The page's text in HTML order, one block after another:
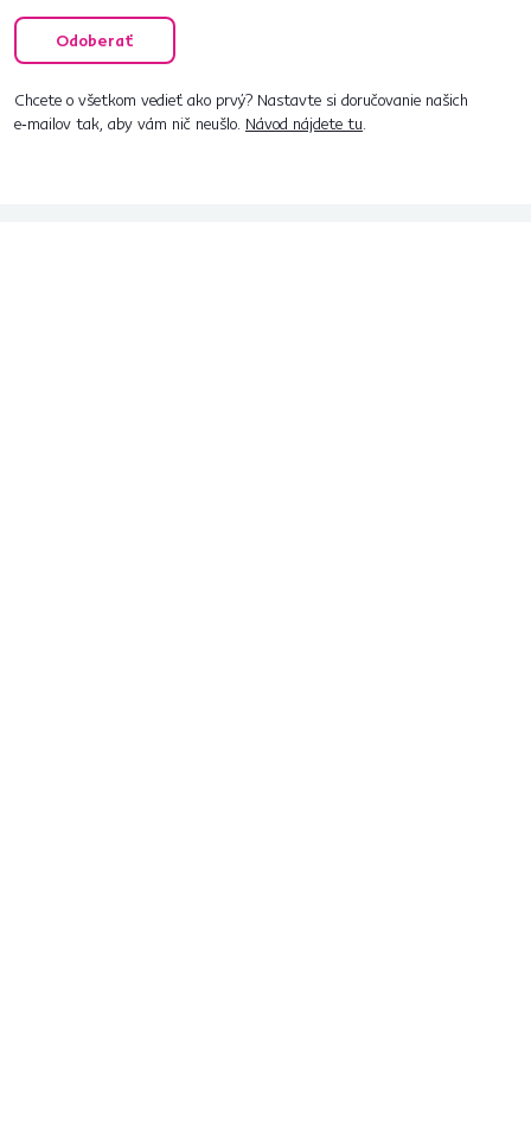
Odoberať
Chcete o všetkom vedieť ako prvý? Nastavte si doručovanie našich
e‑mailov tak, aby vám nič neušlo. Návod nájdete tu.